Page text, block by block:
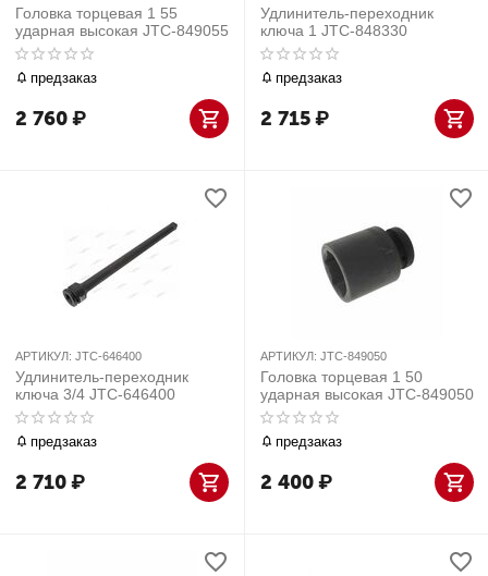
Головка торцевая 1 55
ударная высокая JTC-849055
предзаказ
2 760₽
Удлинитель-переходник
ключа 1 JTC-848330
предзаказ
2 715₽
АРТИКУЛ: JTC-646400
Удлинитель-переходник
ключа 3/4 JTC-646400
предзаказ
2 710₽
АРТИКУЛ: JTC-849050
Головка торцевая 1 50
ударная высокая JTC-849050
предзаказ
2 400₽